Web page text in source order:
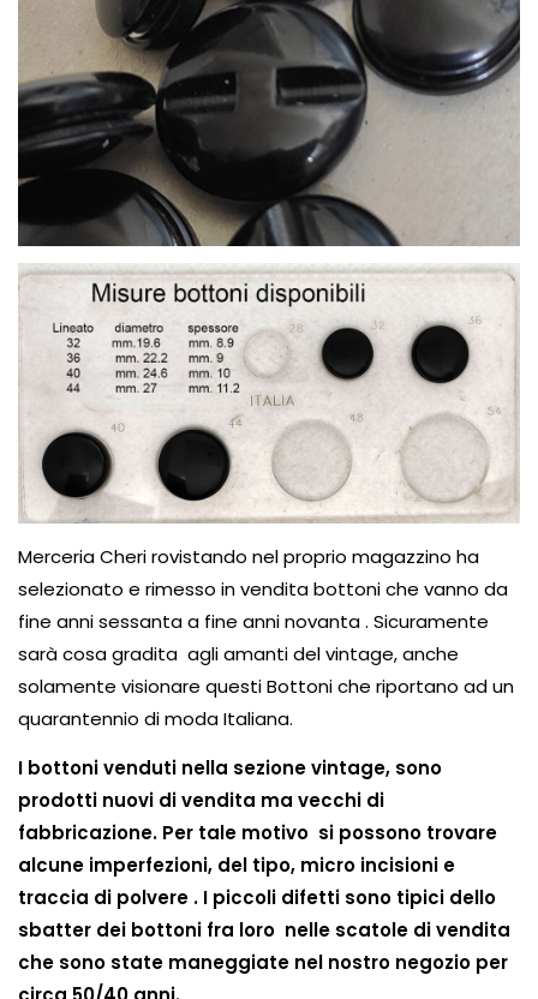
Merceria Cheri rovistando nel proprio magazzino ha
selezionato e rimesso in vendita bottoni che vanno da
fine anni sessanta a fine anni novanta . Sicuramente
sarà cosa gradita agli amanti del vintage, anche
solamente visionare questi Bottoni che riportano ad un
quarantennio di moda Italiana.
I bottoni venduti nella sezione vintage, sono
prodotti nuovi di vendita ma vecchi di
fabbricazione. Per tale motivo si possono trovare
alcune imperfezioni, del tipo, micro incisioni e
traccia di polvere . I piccoli difetti sono tipici dello
sbatter dei bottoni fra loro nelle scatole di vendita
che sono state maneggiate nel nostro negozio per